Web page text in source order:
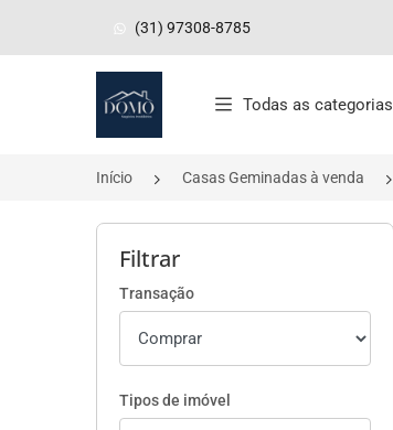
(31) 97308-8785
Página inicial
Todas as categorias
Início Casas Geminadas à venda
Filtrar
Transação
Tipos de imóvel